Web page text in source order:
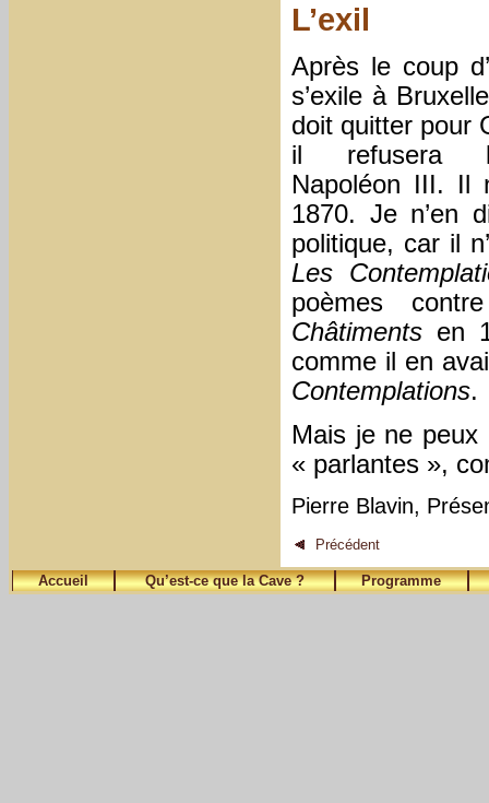
L’exil
Après le coup
s’exile à
doit quitter pour
il refusera
Napoléon III. Il
1870. Je n’en
politique, car il
Les
poèmes
Châtiments en
comme il en
Contemplations.
Mais je ne peux
« parlantes »,
Pierre Blavin,
Précédent
Accueil Qu’est-ce que la Cave ? Programme